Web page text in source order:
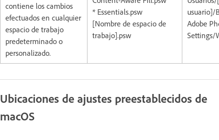
contiene los cambios
efectuados en cualquier
espacio de trabajo
predeterminado o
personalizado.
* Essentials.psw
[Nombre de espacio de
trabajo].psw
usuario]/
Adobe
Settings/
Ubicaciones de ajustes preestablecidos de
macOS